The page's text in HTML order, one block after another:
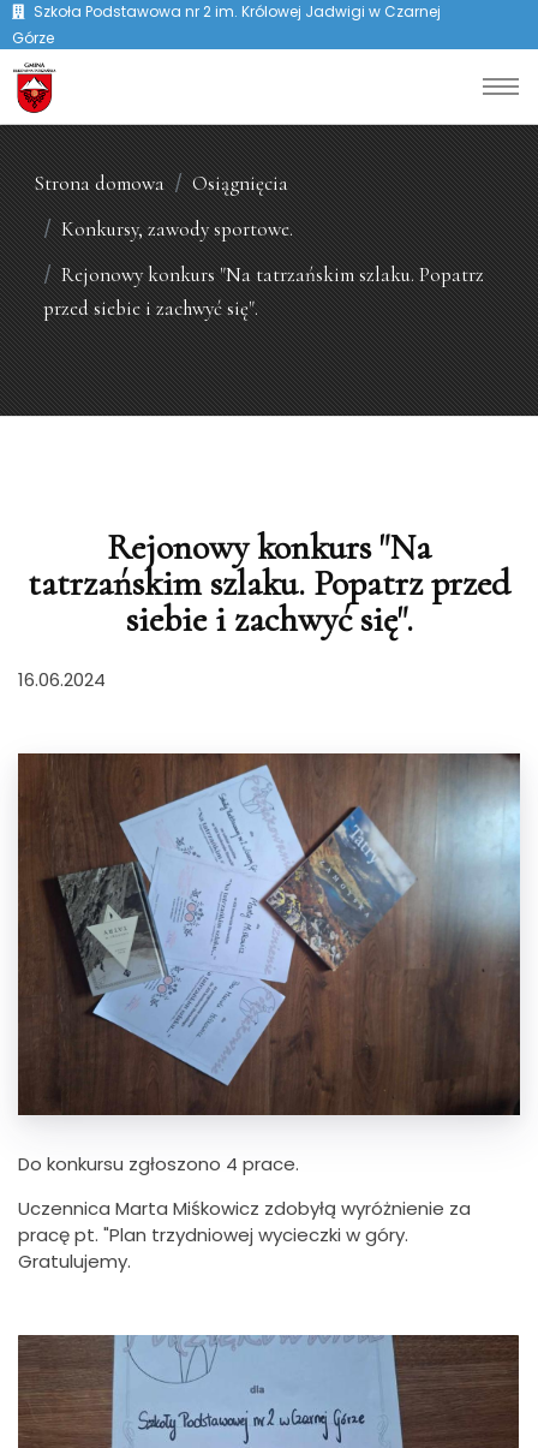
Szkoła Podstawowa nr 2 im. Królowej Jadwigi w Czarnej
Górze
Strona domowa
Osiągnięcia
Konkursy, zawody sportowe.
Rejonowy konkurs "Na tatrzańskim szlaku. Popatrz
przed siebie i zachwyć się".
Rejonowy konkurs "Na
tatrzańskim szlaku. Popatrz przed
siebie i zachwyć się".
16.06.2024
Do konkursu zgłoszono 4 prace.
Uczennica Marta Miśkowicz zdobyłą wyróżnienie za
pracę pt. "Plan trzydniowej wycieczki w góry.
Gratulujemy.